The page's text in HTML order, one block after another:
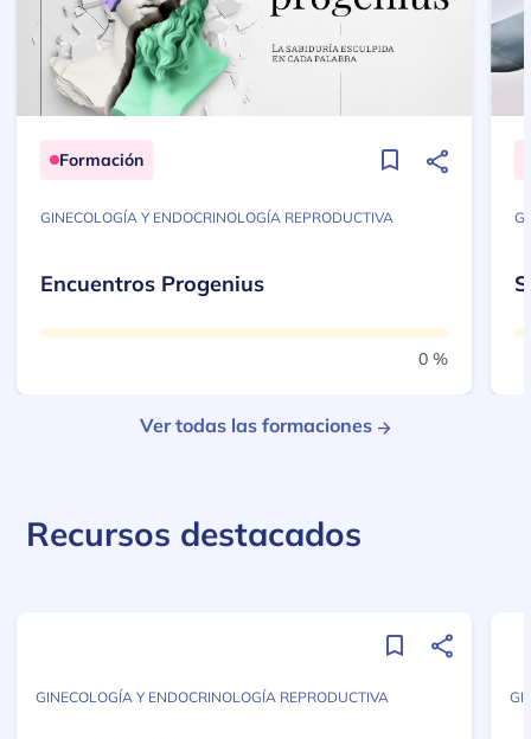
Formación
GINECOLOGÍA Y ENDOCRINOLOGÍA REPRODUCTIVA
Encuentros Progenius
0 %
Ver todas las formaciones
Recursos destacados
GINECOLOGÍA Y ENDOCRINOLOGÍA REPRODUCTIVA